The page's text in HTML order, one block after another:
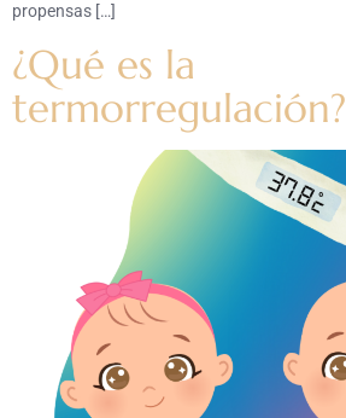
propensas […]
¿Qué es la
termorregulación?